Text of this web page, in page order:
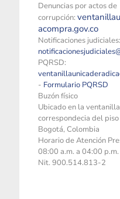
Denuncias por actos de
corrupción:
acompra.gov.co
Notificaciones judiciales:
PQRSD:
- Formulario PQRSD
Buzón físico
Ubicado en la
correspondecia del
Bogotá, Colombia
Horario de Atención
08:00 a.m. a 04:00 p.m.
Nit. 900.514.813-2